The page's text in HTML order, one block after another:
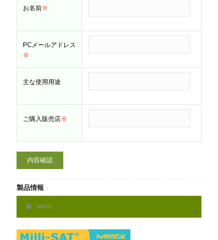
お名前※
PCメールアドレス
※
主な使用用途
ご購入販売店※
製品情報
Menu